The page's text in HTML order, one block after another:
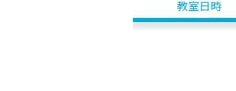
教室日時